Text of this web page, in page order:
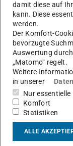
Mensch &
4-
damit diese auf
kann. Diese
werden.
Der Komfort-
bevorzugte
Auswertung
„Matomo“ regelt.
Weitere
in unserer
Nur essentielle
Komfort
Statistiken
ALLE